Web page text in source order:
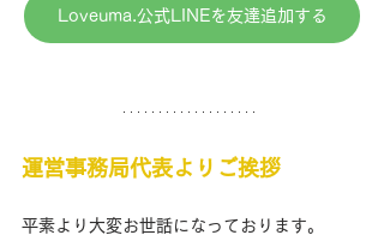
Loveuma.公式LINEを友達追加する
運営事務局代表よりご挨拶
平素より大変お世話になっております。